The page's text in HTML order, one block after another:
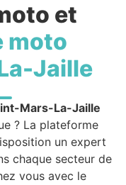
et
moto
Jaille
Mars-La-Jaille
? La plateforme
un expert
chaque secteur de
vous avec le